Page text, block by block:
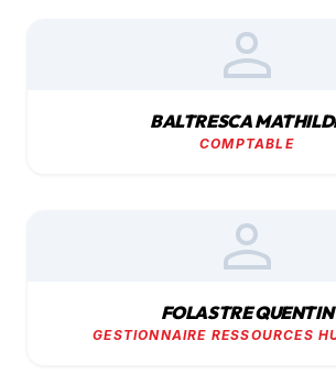
person
BALTRESCA
COMPTABLE
person
FOLASTRE QUENTIN
GESTIONNAIRE RESSOURCES